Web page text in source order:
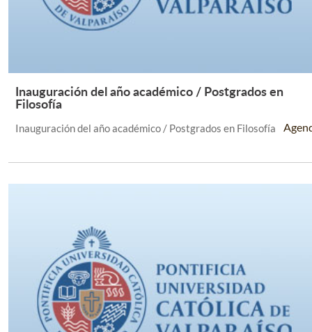
Leer Más +
Inauguración del año académico / Postgrados en
Filosofía
Inauguración del año académico / Postgrados en Filosofía